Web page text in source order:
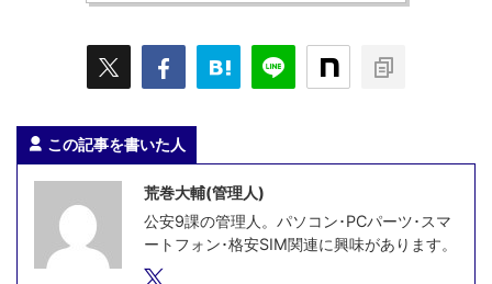
この記事を書いた人
荒巻大輔(管理人)
公安9課の管理人。パソコン･PCパーツ･スマ
ートフォン･格安SIM関連に興味があります。